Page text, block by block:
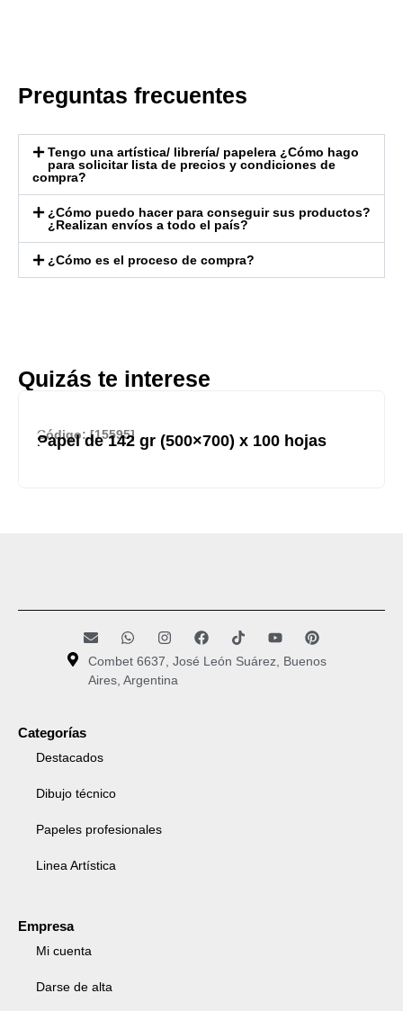
Preguntas frecuentes
Tengo una artística/ librería/ papelera ¿Cómo hago
para solicitar lista de precios y condiciones de
compra?
¿Cómo puedo hacer para conseguir sus productos?
¿Realizan envíos a todo el país?
¿Cómo es el proceso de compra?
Quizás te interese
Código: [15595]
Papel de 142 gr (500×700) x 100 hojas
Combet 6637, José León Suárez, Buenos
Aires, Argentina
Categorías
Destacados
Dibujo técnico
Papeles profesionales
Linea Artística
Empresa
Mi cuenta
Darse de alta